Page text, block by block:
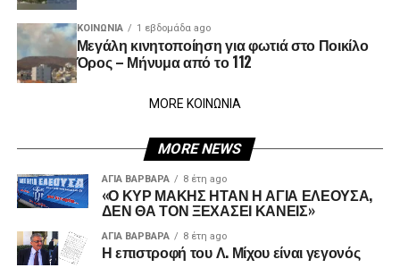
ΚΟΙΝΩΝΊΑ 1 εβδομάδα ago
Μεγάλη κινητοποίηση για φωτιά στο Ποικίλο
Όρος – Μήνυμα από το 112
MORE ΚΟΙΝΩΝΙΑ
MORE NEWS
ΑΓΙΑ ΒΑΡΒΑΡΑ 8 έτη ago
«Ο ΚΥΡ ΜΑΚΗΣ ΗΤΑΝ Η ΑΓΙΑ ΕΛΕΟΥΣΑ,
ΔΕΝ ΘΑ ΤΟΝ ΞΕΧΑΣΕΙ ΚΑΝΕΙΣ»
ΑΓΙΑ ΒΑΡΒΑΡΑ 8 έτη ago
Η επιστροφή του Λ. Μίχου είναι γεγονός